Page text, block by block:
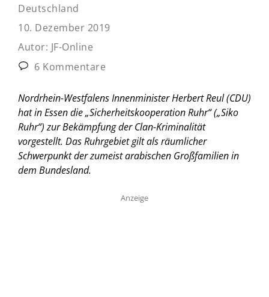
Deutschland
10. Dezember 2019
Autor: JF-Online
6 Kommentare
Nordrhein-Westfalens Innenminister Herbert Reul (CDU)
hat in Essen die „Sicherheitskooperation Ruhr“ („Siko
Ruhr“) zur Bekämpfung der Clan-Kriminalität
vorgestellt. Das Ruhrgebiet gilt als räumlicher
Schwerpunkt der zumeist arabischen Großfamilien in
dem Bundesland.
Anzeige